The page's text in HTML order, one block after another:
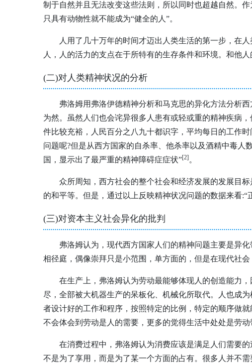
制于自然并且无法改变这些法则，所以同时也超越自然。
只具有动物性就不能成为“健全的人”。
人用了几十万年的时间才迈出人类生活的第一步，在
人，人的活力的支点在于所特有的生存条件和环境。和他
(二)对人类精神状况的分析
弗洛姆用弗洛伊德精神分析和马克思的异化方法分析
为然。虽然人们也会诧异很多人患有或轻或重的精神疾病
件比较充裕，人民百分之八九十都识字，平均每日的工作
问题呢?但是从西方国家的自杀率、他杀率以及酒精中毒
国，显示出了最严重的精神障碍症症状”[2] 。
众所周知，西方社会的整个社会和经济发展的发展目
的和平等。但是，通过以上反映精神状况问题的数据来看
(三)对资本主义社会异化的批判
弗洛姆认为，现代西方国家人们的精神问题主要是异
相径庭，偶像崇拜只是小范围，单方面的，但是在现代社
在生产上，弗洛姆认为劳动最能够体现人的创造能力
尽，全部被大机器生产的呆板化、机械化所取代。人也成
者设计好的工作和程序，按照特定的比例，特定的顺序做
不会体会到劳动是人的需要，更多的觉得生活中处处是劳动
在消费过程中，弗洛姆认为消费应该是满足人们需要
不是为了享用，而是为了某一个方面的占有。很多人并不